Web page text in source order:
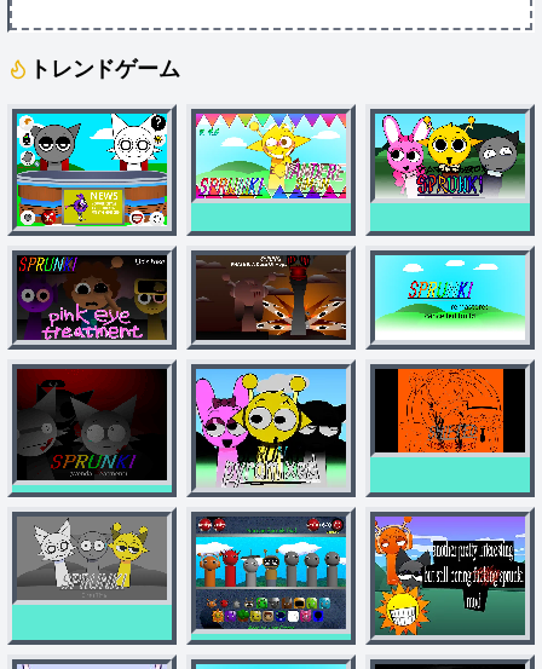
トレンドゲーム